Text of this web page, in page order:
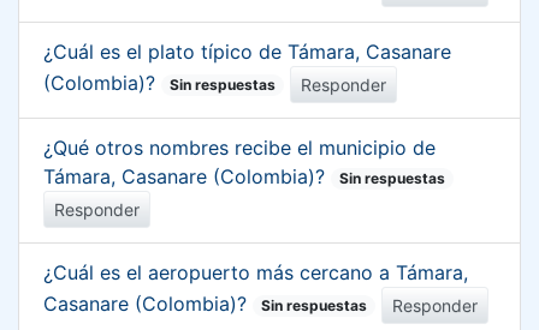
¿Cuál es el plato típico de Támara, Casanare
(Colombia)?
Sin respuestas Responder
¿Qué otros nombres recibe el municipio de
Támara, Casanare (Colombia)?
Sin respuestas
Responder
¿Cuál es el aeropuerto más cercano a Támara,
Casanare (Colombia)?
Sin respuestas Responder